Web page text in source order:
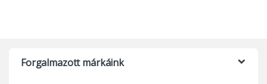
Forgalmazott márkáink